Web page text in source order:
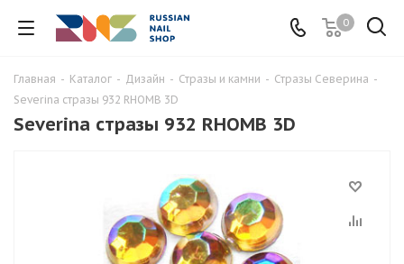
0
Главная - Каталог - Дизайн - Стразы и камни - Стразы Северина -
Severina стразы 932 RHOMB 3D
Severina стразы 932 RHOMB 3D